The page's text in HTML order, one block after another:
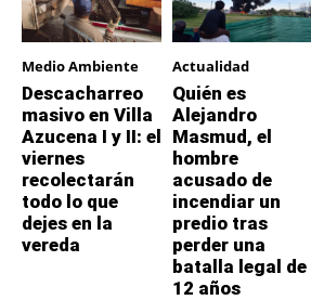
Medio Ambiente
Descacharreo
masivo en Villa
Azucena I y II: el
viernes
recolectarán
todo lo que
dejes en la
vereda
Actualidad
Quién es
Alejandro
Masmud, el
hombre
acusado de
incendiar un
predio tras
perder una
batalla legal de
12 años